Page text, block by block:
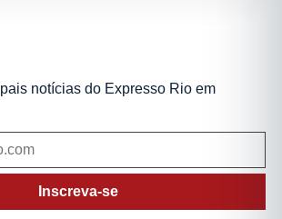
notícias do Expresso Rio em
Inscreva-se